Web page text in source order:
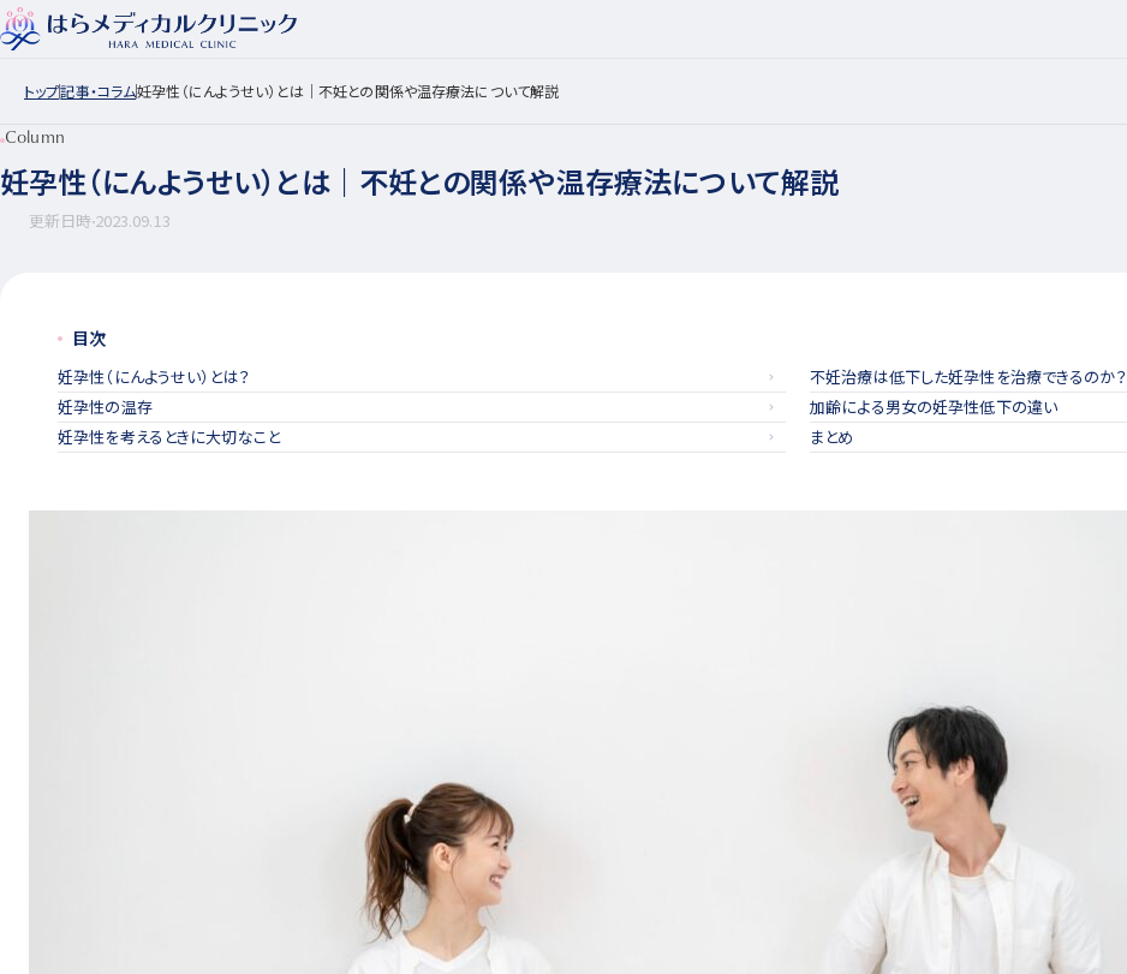
トップ記事・コラム妊孕性（にんようせい）とは｜不妊との関係や温存療法について解説
Column
妊孕性（にんようせい）とは｜不妊との関係や温存療法について解説
更新日時2023.09.13
目次
妊孕性（にんようせい）とは？
不妊治療は低下した妊孕性を治療できるのか？
妊孕性の温存
加齢による男女の妊孕性低下の違い
妊孕性を考えるときに大切なこと
まとめ